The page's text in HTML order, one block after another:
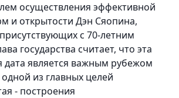
осуществления эффективной
и открытости Дэн Сяопина,
с 70-летним
государства считает, что эта
дата является важным рубежом
из главных целей
- построения